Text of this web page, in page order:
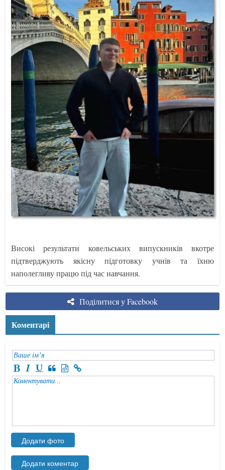
Високі результати ковельських випускників вкотре
підтверджують якісну підготовку учнів та їхню
наполегливу працю під час навчання.
Поділитися у Facebook
Коментарі